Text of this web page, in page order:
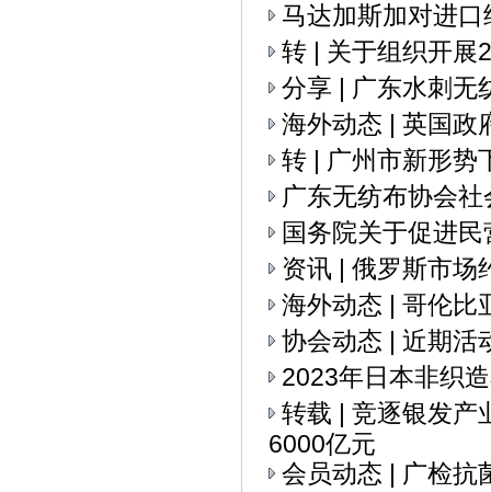
马达加斯加对进
转 | 关于组织开展
分享 | 广东水刺无
海外动态 | 英国政
转 | 广州市新形势
广东无纺布协会社
国务院关于促进
资讯 | 俄罗斯市场
海外动态 | 哥伦比
协会动态 | 近期活
2023年日本非织
转载 | 竞逐银发产
6000亿元
会员动态 | 广检抗